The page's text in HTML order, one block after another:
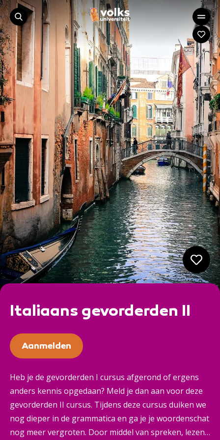
Italiaans gevorderden II
Aanmelden
Heb je de gevorderden I cursus afgerond of ergens
anders kennis opgedaan? Meld je dan aan voor deze
gevorderden II cursus. Tijdens deze cursus duiken we
nog dieper in de grammatica en ga je je woordenschat
nog meer vergroten. Door middel van spreken, lezen